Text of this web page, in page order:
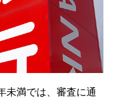
未満では、審査に通